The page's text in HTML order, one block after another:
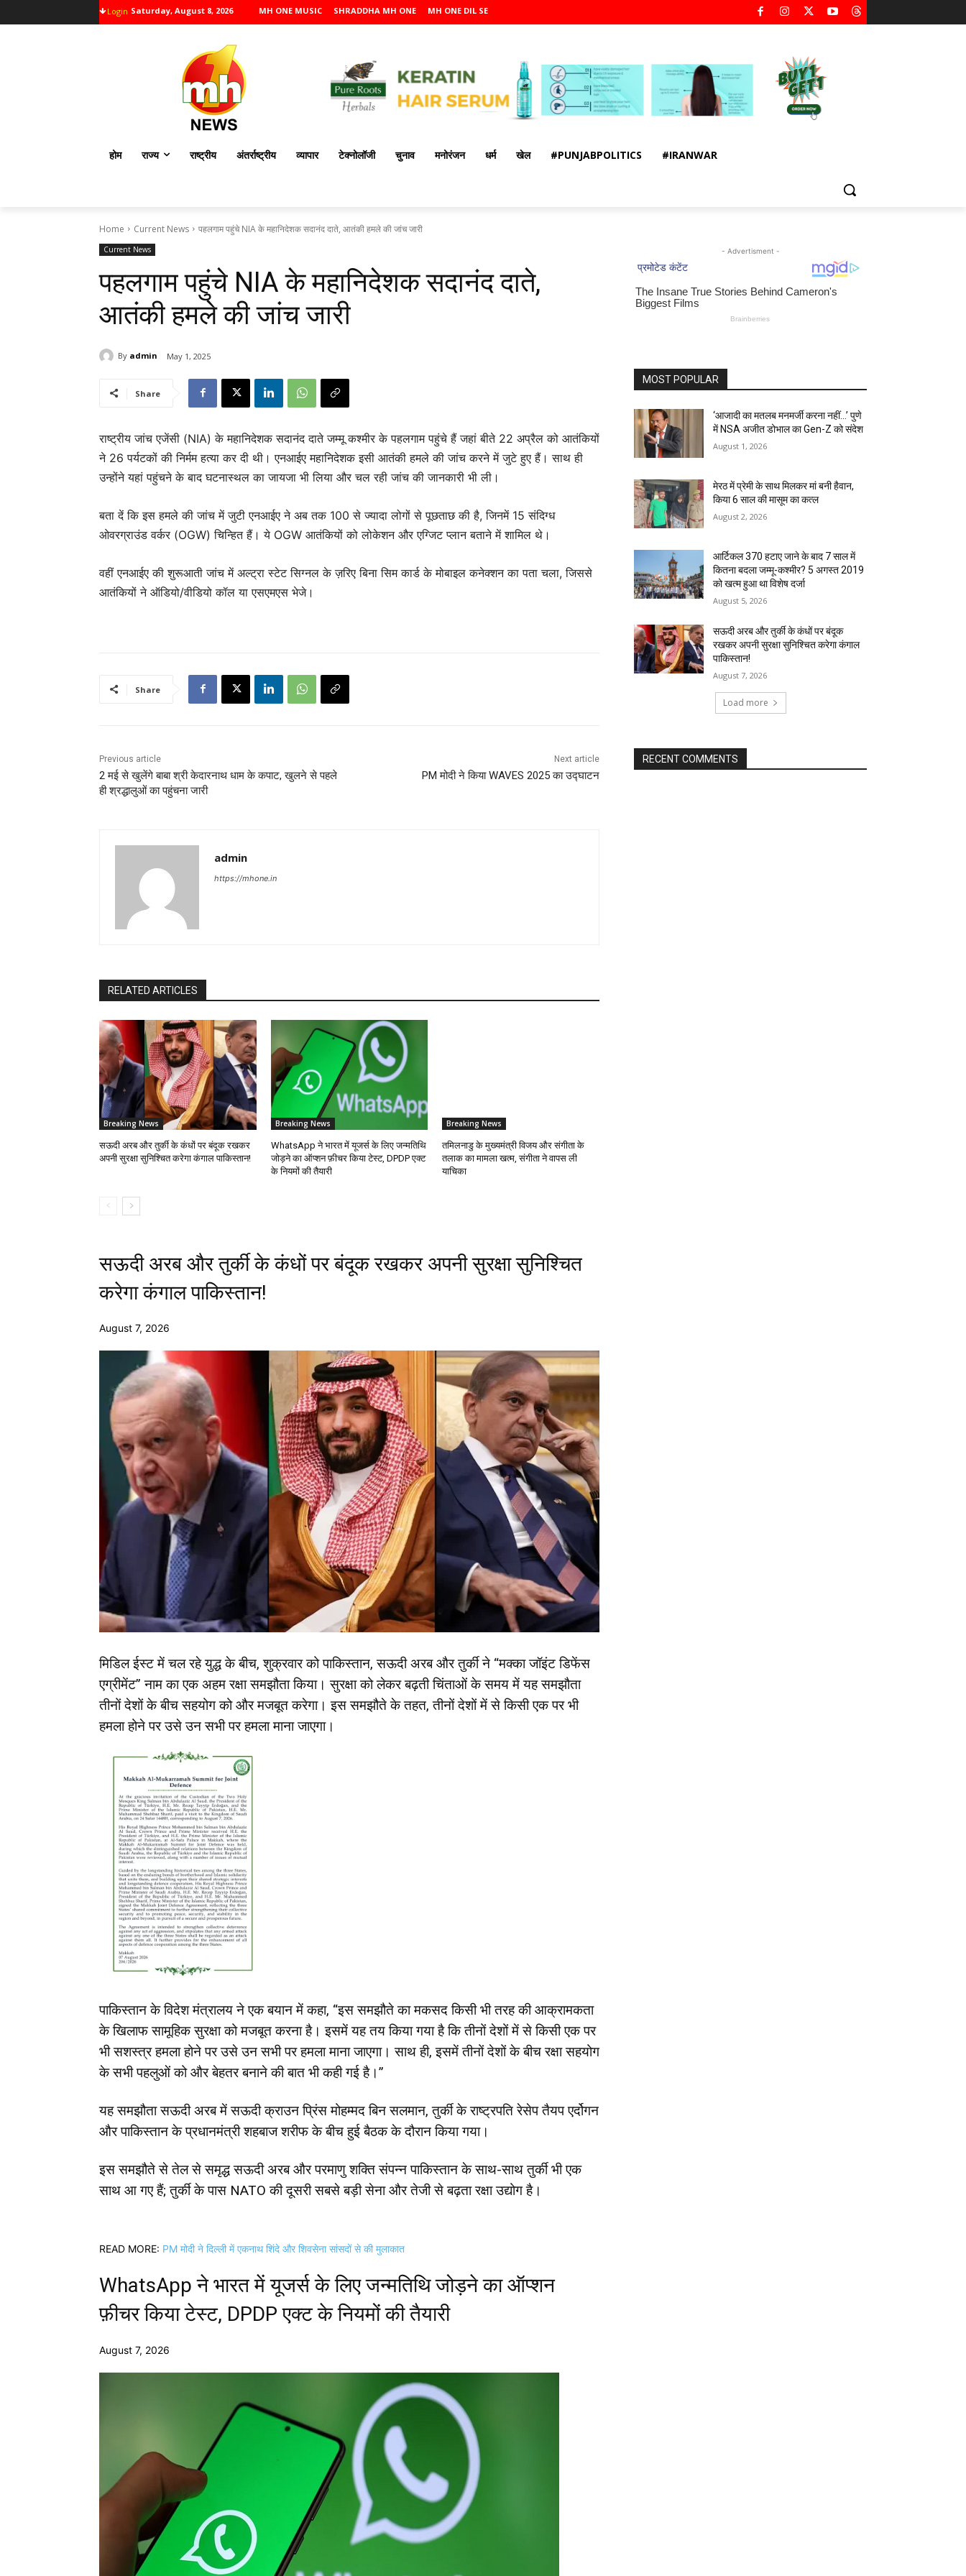
Login Saturday, August 8, 2026 MH ONE MUSIC SHRADDHA MH ONE MH ONE DIL SE
होम राज्य राष्ट्रीय अंतर्राष्ट्रीय व्यापार टेक्नोलॉजी चुनाव मनोरंजन धर्म खेल #PUNJABPOLITICS #IRANWAR
Home Current News पहलगाम पहुंचे NIA के महानिदेशक सदानंद दाते, आतंकी हमले की जांच जारी
Current News
पहलगाम पहुंचे NIA के महानिदेशक सदानंद दाते,
आतंकी हमले की जांच जारी
By admin May 1, 2025
Share
राष्ट्रीय जांच एजेंसी (NIA) के महानिदेशक सदानंद दाते जम्मू कश्मीर के पहलगाम पहुंचे हैं जहां बीते 22 अप्रैल को आतंकियों
ने 26 पर्यटकों की निर्मम हत्या कर दी थी। एनआईए महानिदेशक इसी आतंकी हमले की जांच करने में जुटे हुए हैं। साथ ही
उन्होंने यहां पहुंचने के बाद घटनास्थल का जायजा भी लिया और चल रही जांच की जानकारी भी ली।
बता दें कि इस हमले की जांच में जुटी एनआईए ने अब तक 100 से ज्यादा लोगों से पूछताछ की है, जिनमें 15 संदिग्ध
ओवरग्राउंड वर्कर (OGW) चिन्हित हैं। ये OGW आतंकियों को लोकेशन और एग्जिट प्लान बताने में शामिल थे।
वहीं एनआईए की शुरूआती जांच में अल्ट्रा स्टेट सिग्नल के ज़रिए बिना सिम कार्ड के मोबाइल कनेक्शन का पता चला, जिससे
आतंकियों ने ऑडियो/वीडियो कॉल या एसएमएस भेजे।
Share
Previous article
2 मई से खुलेंगे बाबा श्री केदारनाथ धाम के कपाट, खुलने से पहले
ही श्रद्धालुओं का पहुंचना जारी
Next article
PM मोदी ने किया WAVES 2025 का उद्घाटन
admin
https://mhone.in
RELATED ARTICLES
Breaking News
सऊदी अरब और तुर्की के कंधों पर बंदूक रखकर
अपनी सुरक्षा सुनिश्चित करेगा कंगाल पाकिस्तान!
Breaking News
WhatsApp ने भारत में यूजर्स के लिए जन्मतिथि
जोड़ने का ऑप्शन फ़ीचर किया टेस्ट, DPDP एक्ट
के नियमों की तैयारी
Breaking News
तमिलनाडु के मुख्यमंत्री विजय और संगीता के
तलाक का मामला खत्म, संगीता ने वापस ली
याचिका
सऊदी अरब और तुर्की के कंधों पर बंदूक रखकर अपनी सुरक्षा सुनिश्चित
करेगा कंगाल पाकिस्तान!
August 7, 2026
मिडिल ईस्ट में चल रहे युद्ध के बीच, शुक्रवार को पाकिस्तान, सऊदी अरब और तुर्की ने “मक्का जॉइंट डिफेंस
एग्रीमेंट” नाम का एक अहम रक्षा समझौता किया। सुरक्षा को लेकर बढ़ती चिंताओं के समय में यह समझौता
तीनों देशों के बीच सहयोग को और मजबूत करेगा। इस समझौते के तहत, तीनों देशों में से किसी एक पर भी
हमला होने पर उसे उन सभी पर हमला माना जाएगा।
पाकिस्तान के विदेश मंत्रालय ने एक बयान में कहा, “इस समझौते का मकसद किसी भी तरह की आक्रामकता
के खिलाफ सामूहिक सुरक्षा को मजबूत करना है। इसमें यह तय किया गया है कि तीनों देशों में से किसी एक पर
भी सशस्त्र हमला होने पर उसे उन सभी पर हमला माना जाएगा। साथ ही, इसमें तीनों देशों के बीच रक्षा सहयोग
के सभी पहलुओं को और बेहतर बनाने की बात भी कही गई है।”
यह समझौता सऊदी अरब में सऊदी क्राउन प्रिंस मोहम्मद बिन सलमान, तुर्की के राष्ट्रपति रेसेप तैयप एर्दोगन
और पाकिस्तान के प्रधानमंत्री शहबाज शरीफ के बीच हुई बैठक के दौरान किया गया।
इस समझौते से तेल से समृद्ध सऊदी अरब और परमाणु शक्ति संपन्न पाकिस्तान के साथ-साथ तुर्की भी एक
साथ आ गए हैं; तुर्की के पास NATO की दूसरी सबसे बड़ी सेना और तेजी से बढ़ता रक्षा उद्योग है।
READ MORE: PM मोदी ने दिल्ली में एकनाथ शिंदे और शिवसेना सांसदों से की मुलाकात
WhatsApp ने भारत में यूजर्स के लिए जन्मतिथि जोड़ने का ऑप्शन
फ़ीचर किया टेस्ट, DPDP एक्ट के नियमों की तैयारी
August 7, 2026
- Advertisment -
MOST POPULAR
‘आजादी का मतलब मनमर्जी करना नहीं…’ पुणे
में NSA अजीत डोभाल का Gen-Z को संदेश
August 1, 2026
मेरठ में प्रेमी के साथ मिलकर मां बनी हैवान,
किया 6 साल की मासूम का कत्ल
August 2, 2026
आर्टिकल 370 हटाए जाने के बाद 7 साल में
कितना बदला जम्मू-कश्मीर? 5 अगस्त 2019
को खत्म हुआ था विशेष दर्जा
August 5, 2026
सऊदी अरब और तुर्की के कंधों पर बंदूक
रखकर अपनी सुरक्षा सुनिश्चित करेगा कंगाल
पाकिस्तान!
August 7, 2026
Load more
RECENT COMMENTS